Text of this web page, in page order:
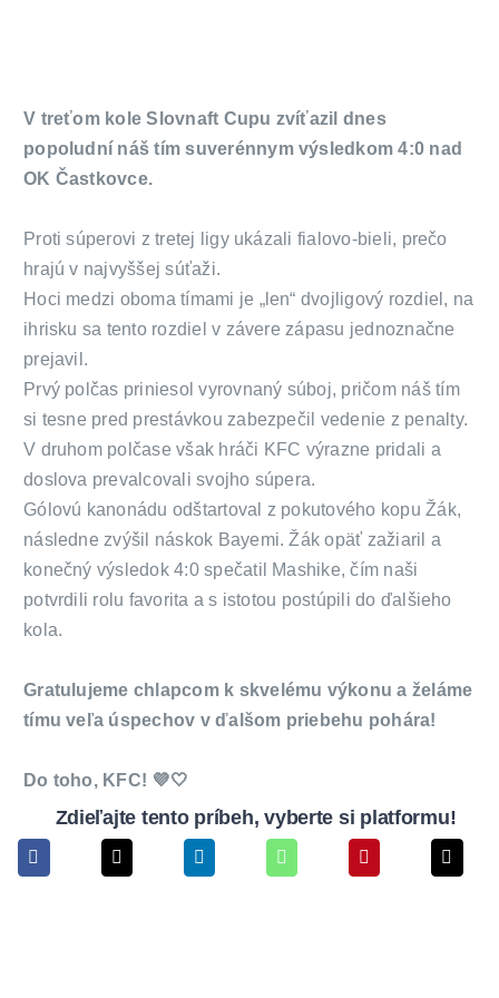
V treťom kole Slovnaft Cupu zvíťazil dnes
popoludní náš tím suverénnym výsledkom 4:0 nad
OK Častkovce.
Proti súperovi z tretej ligy ukázali fialovo-bieli, prečo
hrajú v najvyššej súťaži.
Hoci medzi oboma tímami je „len“ dvojligový rozdiel, na
ihrisku sa tento rozdiel v závere zápasu jednoznačne
prejavil.
Prvý polčas priniesol vyrovnaný súboj, pričom náš tím
si tesne pred prestávkou zabezpečil vedenie z penalty.
V druhom polčase však hráči KFC výrazne pridali a
doslova prevalcovali svojho súpera.
Gólovú kanonádu odštartoval z pokutového kopu Žák,
následne zvýšil náskok Bayemi. Žák opäť zažiaril a
konečný výsledok 4:0 spečatil Mashike, čím naši
potvrdili rolu favorita a s istotou postúpili do ďalšieho
kola.
Gratulujeme chlapcom k skvelému výkonu a želáme
tímu veľa úspechov v ďalšom priebehu pohára!
Do toho, KFC! 💜🤍
Zdieľajte tento príbeh, vyberte si platformu!